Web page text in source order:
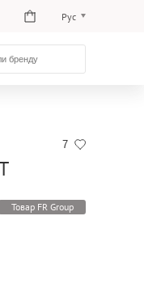
Рус
Қаз
7
Товар FR Group